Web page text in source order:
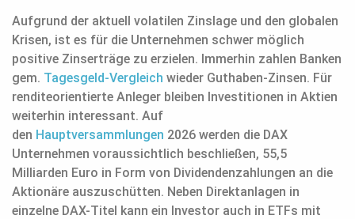
Aufgrund der aktuell volatilen Zinslage und den globalen
Krisen, ist es für die Unternehmen schwer möglich
positive Zinserträge zu erzielen. Immerhin zahlen Banken
gem. Tagesgeld-Vergleich wieder Guthaben-Zinsen. Für
renditeorientierte Anleger bleiben Investitionen in Aktien
weiterhin interessant. Auf
den Hauptversammlungen 2026 werden die DAX
Unternehmen voraussichtlich beschließen, 55,5
Milliarden Euro in Form von Dividendenzahlungen an die
Aktionäre auszuschütten. Neben Direktanlagen in
einzelne DAX-Titel kann ein Investor auch in ETFs mit